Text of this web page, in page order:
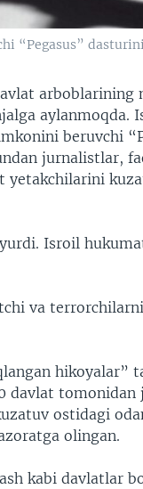
“Pegasus”
arboblarining
aylanmoqda.
beruvchi
jurnalistlar,
yetakchilarini
Isroil
va
hikoyalar”
davlat
ostidagi
olingan.
kabi davlatlar